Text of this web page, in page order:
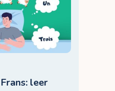
leer